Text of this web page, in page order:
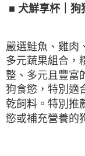
■ 犬鮮享杯｜狗
嚴選鮭魚、雞肉
多元蔬果組合，
整、多元且豐富
狗食慾，特別適
乾飼料。特別推
慾或補充營養的